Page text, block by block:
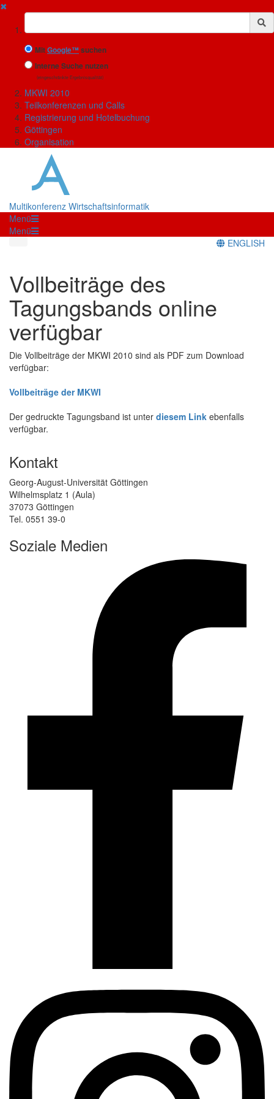
✖
Suchbegriff
MitGoogle™suchen
Interne Suche nutzen
(eingeschränkte Ergebnisqualität)
MKWI 2010
Teilkonferenzen und Calls
Registrierung und Hotelbuchung
Göttingen
Organisation
Multikonferenz Wirtschaftsinformatik
Menü
Menü
ENGLISH
Vollbeiträge des
Tagungsbands online
verfügbar
Die Vollbeiträge der MKWI 2010 sind als PDF zum Download
verfügbar:
Vollbeiträge der MKWI
Der gedruckte Tagungsband ist unter diesem Link ebenfalls
verfügbar.
Kontakt
Georg-August-Universität Göttingen
Wilhelmsplatz 1 (Aula)
37073 Göttingen
Tel. 0551 39-0
Soziale Medien